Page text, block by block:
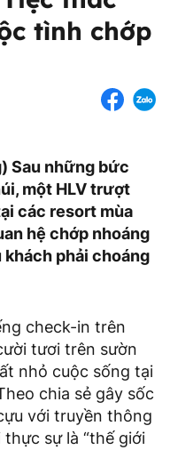
tình chớp
Sau những bức
một HLV trượt
các resort mùa
hệ chớp nhoáng
phải choáng
check-in trên
tươi trên sườn
nhỏ cuộc sống tại
chia sẻ gây sốc
với truyền thông
sự là “thế giới